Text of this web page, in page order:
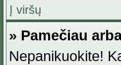
Į viršų
» Pamečiau
Nepanikuokite!